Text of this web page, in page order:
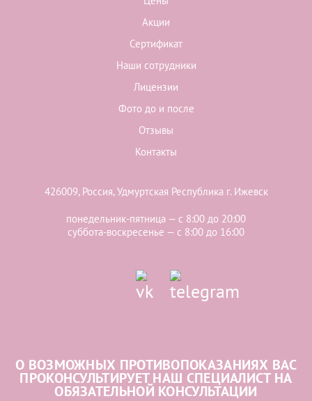
Акции
Сертификат
Наши сотрудники
Лицензии
Фото до и после
Отзывы
Контакты
426009, Россия, Удмуртская Республика г. Ижевск
понедельник-пятница — с 8:00 до 20:00
суббота-воскресенье — с 8:00 до 16:00
О ВОЗМОЖНЫХ ПРОТИВОПОКАЗАНИЯХ ВАС
ПРОКОНСУЛЬТИРУЕТ НАШ СПЕЦИАЛИСТ НА
ОБЯЗАТЕЛЬНОЙ КОНСУЛЬТАЦИИ